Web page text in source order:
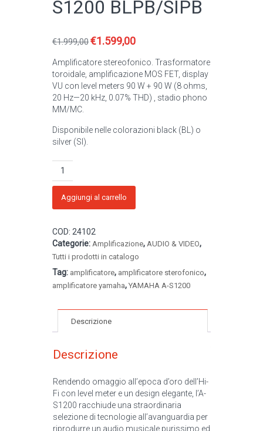
S1200 BLPB/SIPB
€1.999,00Il
originale
era:
€1.999,00.
€1.599,00Il
attuale
è:
€1.599,00.
Amplificatore stereofonico. Trasformatore
toroidale, amplificazione MOS FET, display
VU con level meters 90 W + 90 W (8 ohms,
20 Hz—20 kHz, 0.07% THD) , stadio phono
MM/MC.
Disponibile nelle colorazioni black (BL) o
silver (SI).
YAMAHA
Amplificatore
stereofonico
A-
BLPB/SIPB
quantità
Aggiungi al carrello
COD: 24102
Categorie: Amplificazione, AUDIO & VIDEO,
Tutti i prodotti in catalogo
Tag: amplificatore, amplificatore sterofonico,
amplificatore yamaha, YAMAHA A-S1200
Descrizione
Descrizione
Rendendo omaggio all’epoca d’oro dell’Hi-
Fi con level meter e un design elegante, l’A-
S1200 racchiude una straordinaria
selezione di tecnologie all’avanguardia per
riprodurre un audio musicale purissimo ed